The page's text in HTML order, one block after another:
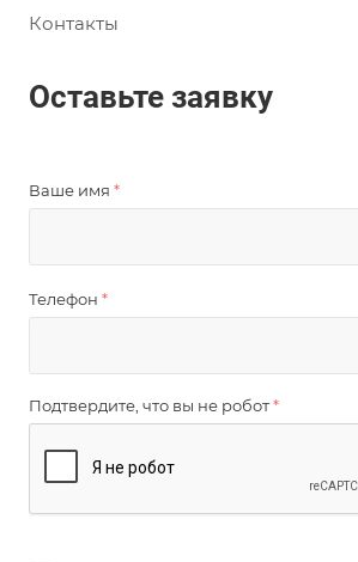
Контакты
Оставьте заявку
Ваше имя *
Телефон *
Подтвердите, что вы не робот*